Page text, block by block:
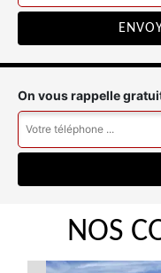
On vous rappelle
NOS